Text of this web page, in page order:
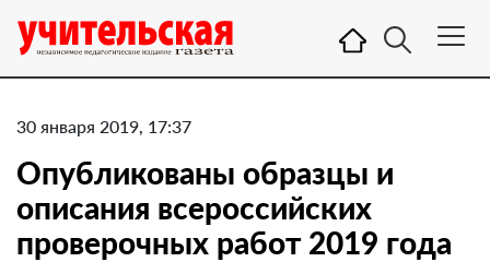
30 января 2019, 17:37
Опубликованы образцы и
описания всероссийских
проверочных работ 2019 года